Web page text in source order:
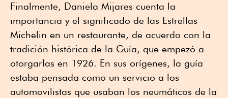
Finalmente, Daniela Mijares cuenta la
importancia y el significado de las Estrellas
Michelin en un restaurante, de acuerdo con la
tradición histórica de la Guía, que empezó a
otorgarlas en 1926. En sus orígenes, la guía
estaba pensada como un servicio a los
automovilistas que usaban los neumáticos de la